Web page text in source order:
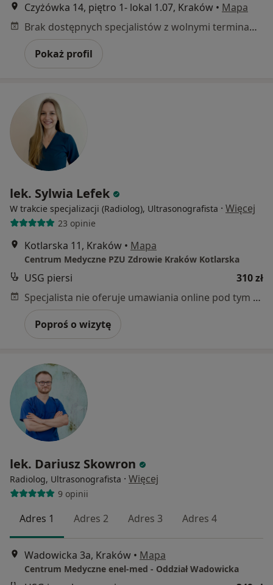
Czyżówka 14, piętro 1- lokal 1.07, Kraków • Mapa
Brak dostępnych specjalistów z wolnymi terminami w tym centrum medycznym.
Pokaż profil
lek. Sylwia Lefek
W trakcie specjalizacji (Radiolog), Ultrasonografista · Więcej
23 opinie
Kotlarska 11, Kraków • Mapa
Centrum Medyczne PZU Zdrowie Kraków Kotlarska
USG piersi
310 zł
Specjalista nie oferuje umawiania online pod tym adresem.
Poproś o wizytę
lek. Dariusz Skowron
Radiolog, Ultrasonografista · Więcej
9 opinii
Adres 1 Adres 2 Adres 3 Adres 4
Wadowicka 3a, Kraków • Mapa
Centrum Medyczne enel-med - Oddział Wadowicka